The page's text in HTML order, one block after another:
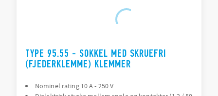
TYPE 95.55 - SOKKEL MED SKRUEFRI
(FJEDERKLEMME) KLEMMER
Nominel rating 10 A - 250 V